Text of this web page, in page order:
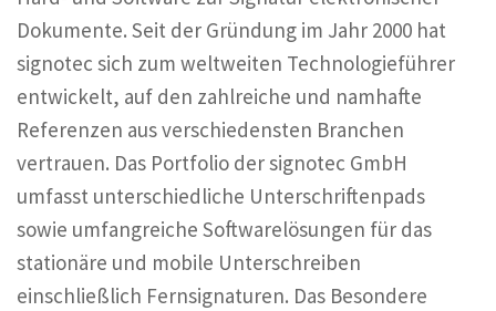
Dokumente. Seit der Gründung im Jahr 2000 hat
signotec sich zum weltweiten Technologieführer
entwickelt, auf den zahlreiche und namhafte
Referenzen aus verschiedensten Branchen
vertrauen. Das Portfolio der signotec GmbH
umfasst unterschiedliche Unterschriftenpads
sowie umfangreiche Softwarelösungen für das
stationäre und mobile Unterschreiben
einschließlich Fernsignaturen. Das Besondere